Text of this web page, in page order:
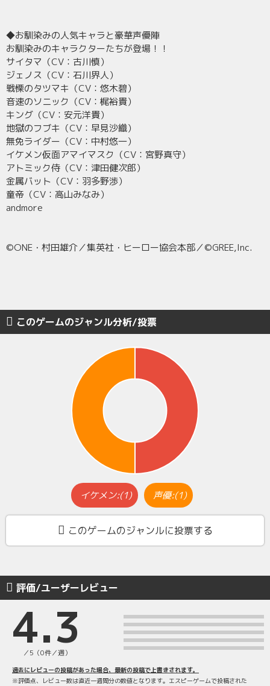
◆お馴染みの人気キャラと豪華声優陣
お馴染みのキャラクターたちが登場！！
サイタマ（CV：古川慎）
ジェノス（CV：石川界人）
戦慄のタツマキ（CV：悠木碧）
音速のソニック（CV：梶裕貴）
キング（CV：安元洋貴）
地獄のフブキ（CV：早見沙織）
無免ライダー（CV：中村悠一）
イケメン仮面アマイマスク（CV：宮野真守）
アトミック侍（CV：津田健次郎）
金属バット（CV：羽多野渉）
童帝（CV：高山みなみ）
andmore
©ONE・村田雄介／集英社・ヒーロー協会本部／©GREE,Inc.
このゲームのジャンル分析/投票
イケメン:(1) 声優:(1)
このゲームのジャンルに投票する
評価/ユーザーレビュー
4.3
／5（0件／週）
過去にレビューの投稿があった場合、最新の投稿で上書きされます。
※評価点、レビュー数は直近一週間分の数値となります。エスピーゲームで投稿された